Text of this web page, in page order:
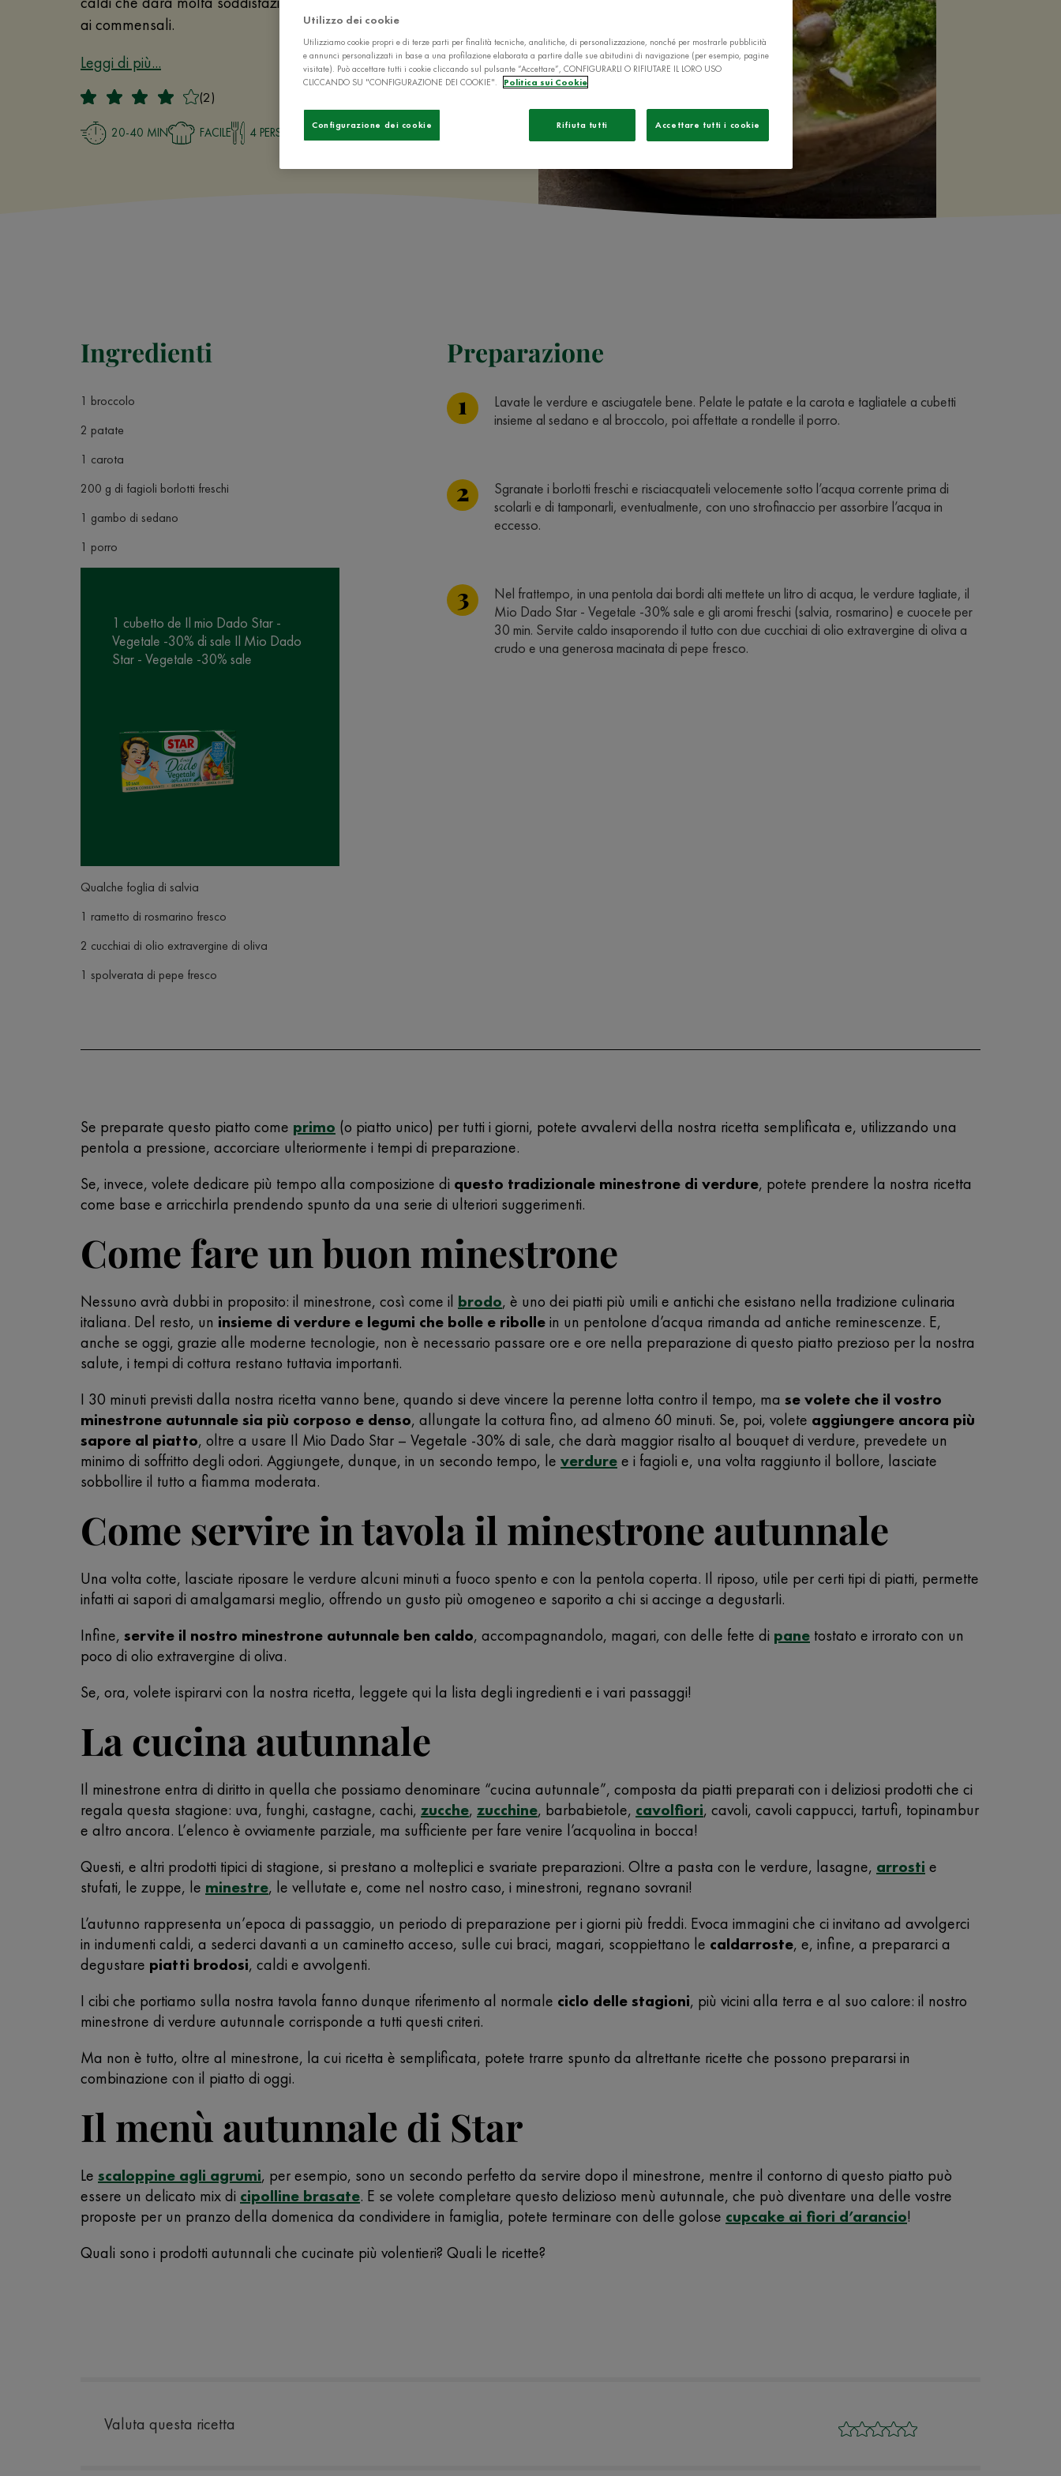
ai commensali.
Leggi di più...
(2)
20-40 MIN FACILE 4 PERSONE
Ingredienti
1 broccolo
2 patate
1 carota
200 g di fagioli borlotti freschi
1 gambo di sedano
1 porro
1 cubetto de Il mio Dado Star -
Vegetale -30% di sale Il Mio Dado
Star - Vegetale -30% sale
Qualche foglia di salvia
1 rametto di rosmarino fresco
2 cucchiai di olio extravergine di oliva
1 spolverata di pepe fresco
Preparazione
Lavate le verdure e asciugatele bene. Pelate le patate e la carota e tagliatele a cubetti
insieme al sedano e al broccolo, poi affettate a rondelle il porro.
Sgranate i borlotti freschi e risciacquateli velocemente sotto l’acqua corrente prima di
scolarli e di tamponarli, eventualmente, con uno strofinaccio per assorbire l’acqua in
eccesso.
Nel frattempo, in una pentola dai bordi alti mettete un litro di acqua, le verdure tagliate, il
Mio Dado Star - Vegetale -30% sale e gli aromi freschi (salvia, rosmarino) e cuocete per
30 min. Servite caldo insaporendo il tutto con due cucchiai di olio extravergine di oliva a
crudo e una generosa macinata di pepe fresco.
Se preparate questo piatto come primo (o piatto unico) per tutti i giorni, potete avvalervi della nostra ricetta semplificata e, utilizzando una
pentola a pressione, accorciare ulteriormente i tempi di preparazione.
Se, invece, volete dedicare più tempo alla composizione di questo tradizionale minestrone di verdure, potete prendere la nostra ricetta
come base e arricchirla prendendo spunto da una serie di ulteriori suggerimenti.
Come fare un buon minestrone
Nessuno avrà dubbi in proposito: il minestrone, così come il brodo, è uno dei piatti più umili e antichi che esistano nella tradizione culinaria
italiana. Del resto, un insieme di verdure e legumi che bolle e ribollein un pentolone d’acqua rimanda ad antiche reminescenze. E,
anche se oggi, grazie alle moderne tecnologie, non è necessario passare ore e ore nella preparazione di questo piatto prezioso per la nostra
salute, i tempi di cottura restano tuttavia importanti.
I 30 minuti previsti dalla nostra ricetta vanno bene, quando si deve vincere la perenne lotta contro il tempo, ma se volete che il vostro
minestrone autunnale sia più corposo e denso, allungate la cottura fino, ad almeno 60 minuti. Se, poi, volete aggiungere ancora più
sapore al piatto, oltre a usare Il Mio Dado Star – Vegetale -30% di sale, che darà maggior risalto al bouquet di verdure, prevedete un
minimo di soffritto degli odori. Aggiungete, dunque, in un secondo tempo, le verduree i fagioli e, una volta raggiunto il bollore, lasciate
sobbollire il tutto a fiamma moderata.
Come servire in tavola il minestrone autunnale
Una volta cotte, lasciate riposare le verdure alcuni minuti a fuoco spento e con la pentola coperta. Il riposo, utile per certi tipi di piatti, permette
infatti ai sapori di amalgamarsi meglio, offrendo un gusto più omogeneo e saporito a chi si accinge a degustarli.
Infine, servite il nostro minestrone autunnale ben caldo, accompagnandolo, magari, con delle fette di pane tostato e irrorato con un
poco di olio extravergine di oliva.
Se, ora, volete ispirarvi con la nostra ricetta, leggete qui la lista degli ingredienti e i vari passaggi!
La cucina autunnale
Il minestrone entra di diritto in quella che possiamo denominare “cucina autunnale”, composta da piatti preparati con i deliziosi prodotti che ci
regala questa stagione: uva, funghi, castagne, cachi, zucche, zucchine, barbabietole, cavolfiori, cavoli, cavoli cappucci, tartufi, topinambur
e altro ancora. L’elenco è ovviamente parziale, ma sufficiente per fare venire l’acquolina in bocca!
Questi, e altri prodotti tipici di stagione, si prestano a molteplici e svariate preparazioni. Oltre a pasta con le verdure, lasagne, arrosti e
stufati, le zuppe, le minestre, le vellutate e, come nel nostro caso, i minestroni, regnano sovrani!
L’autunno rappresenta un’epoca di passaggio, un periodo di preparazione per i giorni più freddi. Evoca immagini che ci invitano ad avvolgerci
in indumenti caldi, a sederci davanti a un caminetto acceso, sulle cui braci, magari, scoppiettano le caldarroste, e, infine, a prepararci a
degustare piatti brodosi, caldi e avvolgenti.
I cibi che portiamo sulla nostra tavola fanno dunque riferimento al normale ciclo delle stagioni, più vicini alla terra e al suo calore: il nostro
minestrone di verdure autunnale corrisponde a tutti questi criteri.
Ma non è tutto, oltre al minestrone, la cui ricetta è semplificata, potete trarre spunto da altrettante ricette che possono prepararsi in
combinazione con il piatto di oggi.
Il menù autunnale di Star
Le scaloppine agli agrumi, per esempio, sono un secondo perfetto da servire dopo il minestrone, mentre il contorno di questo piatto può
essere un delicato mix di cipolline brasate. E se volete completare questo delizioso menù autunnale, che può diventare una delle vostre
proposte per un pranzo della domenica da condividere in famiglia, potete terminare con delle golose cupcake ai fiori d’arancio!
Quali sono i prodotti autunnali che cucinate più volentieri? Quali le ricette?
Valuta questa ricetta
Utilizzo dei cookie
Utilizziamo cookie propri e di terze parti per finalità tecniche, analitiche, di personalizzazione, nonché per mostrarle pubblicità
e annunci personalizzati in base a una profilazione elaborata a partire dalle sue abitudini di navigazione (per esempio, pagine
visitate). Può accettare tutti i cookie cliccando sul pulsante “Accettare”, CONFIGURARLI O RIFIUTARE IL LORO USO
CLICCANDO SU "CONFIGURAZIONE DEI COOKIE".
Politica sui Cookie
Rifiuta tutti Accettare tutti i cookie
Configurazione dei cookie